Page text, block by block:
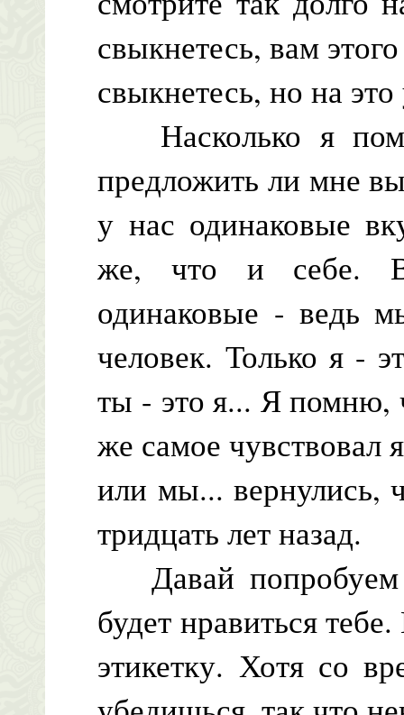
свыкнетесь, вам
свыкнетесь, но на
Насколько я
предложить ли мне
у нас одинаковые
же, что и себе.
одинаковые - ведь
человек. Только я -
ты - это я... Я помню,
же самое чувствовал
или мы... вернулись,
тридцать лет назад.
Давай попробуем
будет нравиться
этикетку. Хотя со